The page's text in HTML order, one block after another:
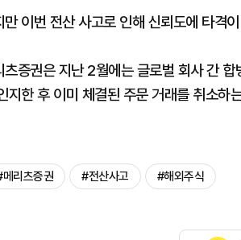
만 이번 전산 사고로 인해 신뢰도에 타격
츠증권은 지난 2월에는 글로벌 회사 간
지한 후 이미 체결된 주문 거래를 취소하
리츠증권 #전산사고 #해외주식